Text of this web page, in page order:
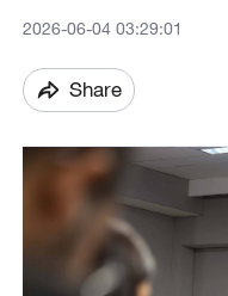
2026-06-04 03:29:01
Share